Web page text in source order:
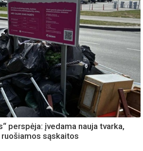
perspėja: įvedama nauja tvarka,
sąskaitos